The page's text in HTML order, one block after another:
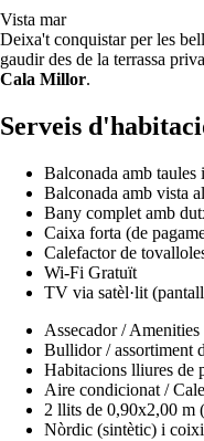
Vista mar
Deixa't conquistar per les
gaudir des de la terrassa
Cala Millor.
Serveis
Balconada amb taules
Balconada amb vista
Bany complet amb
Caixa forta (de
Calefactor de
Wi-Fi Gratuït
TV via satèl·lit
Assecador / Amenities
Bullidor / assortiment
Habitacions lliures de
Aire condicionat /
2 llits de 0,90x2,00 m
Nòrdic (sintètic) i